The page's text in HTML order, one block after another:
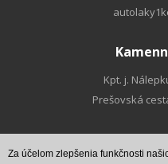
Kpt. j.
Prešovská
Nájdete nás na
Za účelom zlepšenia funkčnosti